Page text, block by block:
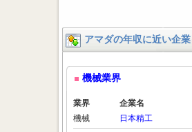
アマダの年収に近い企業
機械業界
業界 企業名
機械
日本精工